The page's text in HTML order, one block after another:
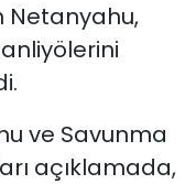
Netanyahu,
ve Savunma
açıklamada,